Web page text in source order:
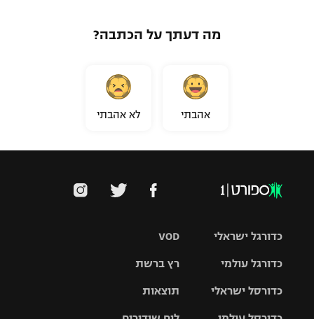
מה דעתך על הכתבה?
אהבתי לא אהבתי
VOD
רץ ברשת
תוצאות
כדורגל ישראלי
כדורגל עולמי
האלופות
כדורסל ישראלי